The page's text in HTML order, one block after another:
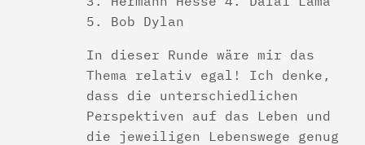
5. Bob Dylan
In dieser Runde wäre mir das
Thema relativ egal! Ich denke,
dass die unterschiedlichen
Perspektiven auf das Leben und
die jeweiligen Lebenswege genug